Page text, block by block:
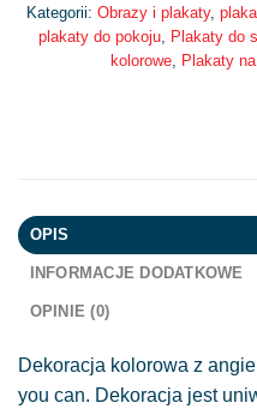
Kategorii: Obrazy i plakaty,
plakaty do pokoju, Plakaty do
kolorowe, Plakaty
OPIS
INFORMACJE DODATKOWE
OPINIE (0)
Dekoracja kolorowa z
you can. Dekoracja jest